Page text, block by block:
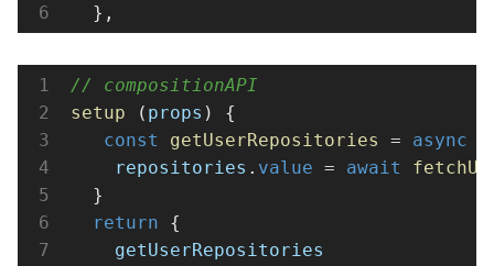
  },
// compositionAPI
setup ( props ) {
const
getUserRepositories = async
repositories . value = await
  }
return {
getUserRepositories